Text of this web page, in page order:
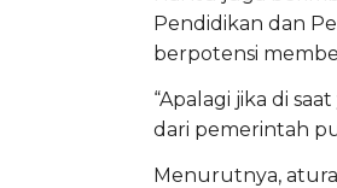
Pendidikan dan
berpotensi
“Apalagi jika di
dari pemerintah
Menurutnya,